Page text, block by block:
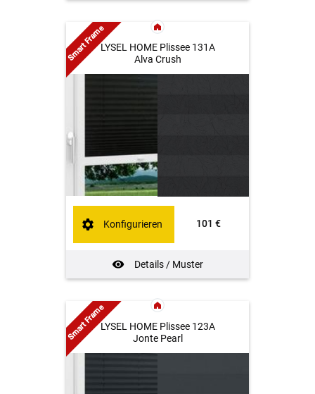
LYSEL HOME Plissee 131A
Alva Crush
101 €
Details / Muster
Konfigurieren
Smart Frame
LYSEL HOME Plissee 123A
Jonte Pearl
Smart Frame